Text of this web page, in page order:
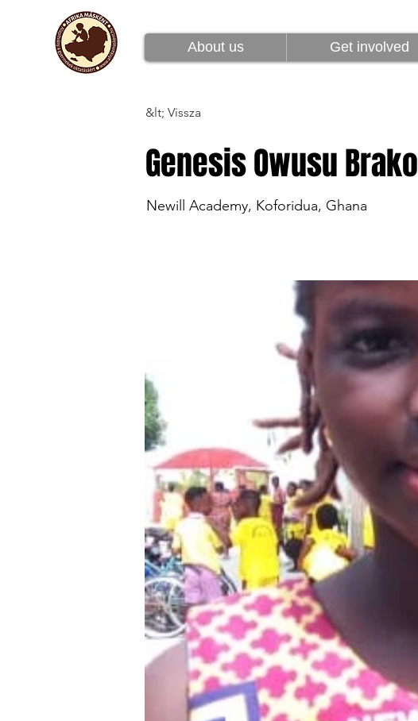
Rólunk Csatlakozz
About us Get involved
&lt; Vissza
Genesis Owusu Brako
Newill Academy, Koforidua, Ghana